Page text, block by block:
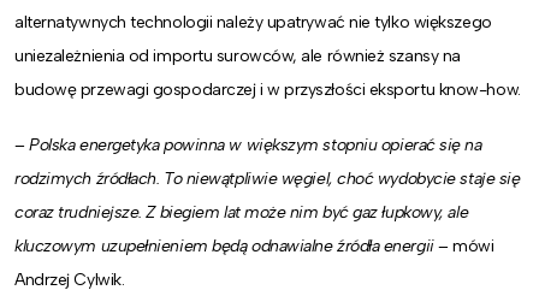
alternatywnych technologii należy upatrywać nie tylko większego
uniezależnienia od importu surowców, ale również szansy na
budowę przewagi gospodarczej i w przyszłości eksportu know-how.
–Polska energetyka powinna w większym stopniu opierać się na
rodzimych źródłach. To niewątpliwie węgiel, choć wydobycie staje się
coraz trudniejsze. Z biegiem lat może nim być gaz łupkowy, ale
kluczowym uzupełnieniem będą odnawialne źródła energii– mówi
Andrzej Cylwik.